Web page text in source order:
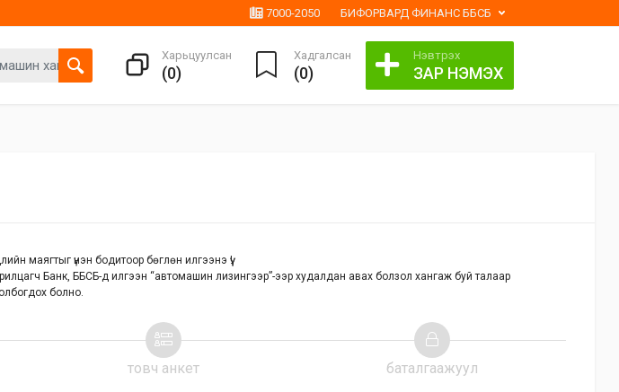
7000-2050 БИФОРВАРД ФИНАНС ББСБ
Харьцуулсан
(0)
Хадгалсан
(0)
Нэвтрэх
ЗАР НЭМЭХ
маягтыг үнэн бодитоор бөглөн илгээнэ үү!
Банк, ББСБ-д илгээн “автомашин лизингээр”-ээр худалдан авах болзол хангаж буй талаар
болно.
товч анкет баталгаажуул